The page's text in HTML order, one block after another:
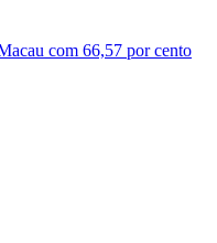
com 66,57 por cento